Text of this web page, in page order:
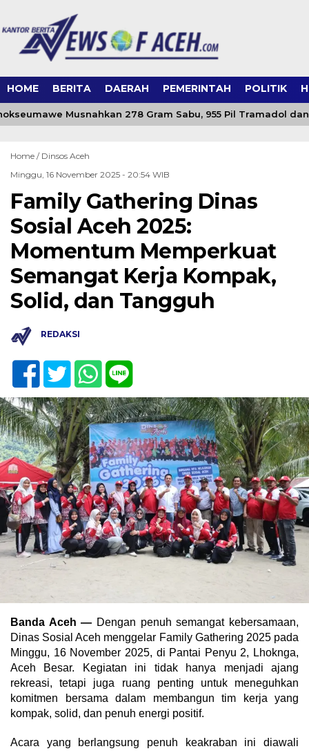
HOME BERITA DAERAH PEMERINTAH POLITIK
Musnahkan 278 Gram Sabu, 955 Pil Tramadol
Home / Dinsos Aceh
Minggu, 16 November 2025 - 20:54 WIB
Family Gathering Dinas
Sosial Aceh 2025:
Momentum Memperkuat
Semangat Kerja Kompak,
Solid, dan Tangguh
REDAKSI
Banda Aceh — Dengan penuh semangat kebersamaan,
Dinas Sosial Aceh menggelar Family Gathering 2025 pada
Minggu, 16 November 2025, di Pantai Penyu 2, Lhoknga,
Aceh Besar. Kegiatan ini tidak hanya menjadi ajang
rekreasi, tetapi juga ruang penting untuk meneguhkan
komitmen bersama dalam membangun tim kerja yang
kompak, solid, dan penuh energi positif.
Acara yang berlangsung penuh keakraban ini diawali